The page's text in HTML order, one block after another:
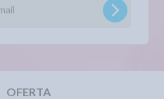
OFERTA